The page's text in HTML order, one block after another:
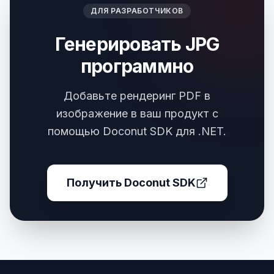
ДЛЯ РАЗРАБОТЧИКОВ
Генерировать JPG
программно
Добавьте рендеринг PDF в
изображение в ваш продукт с
помощью Doconut SDK для .NET.
Получить Doconut SDK